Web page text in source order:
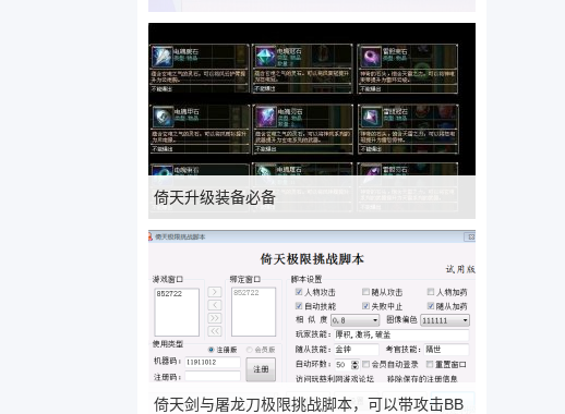
倚天升级装备必备
倚天剑与屠龙刀极限挑战脚本，可以带攻击BB